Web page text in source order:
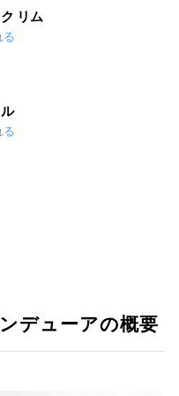
リム
る
る
デューアの概要